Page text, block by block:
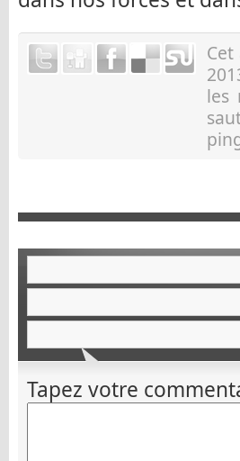
les
Tapez votre